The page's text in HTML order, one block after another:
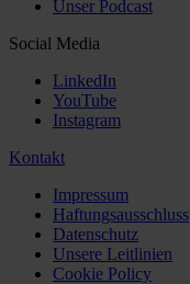
Unser Podcast
Social Media
LinkedIn
YouTube
Instagram
Kontakt
Impressum
Haftungsausschluss
Datenschutz
Unsere Leitlinien
Cookie Policy